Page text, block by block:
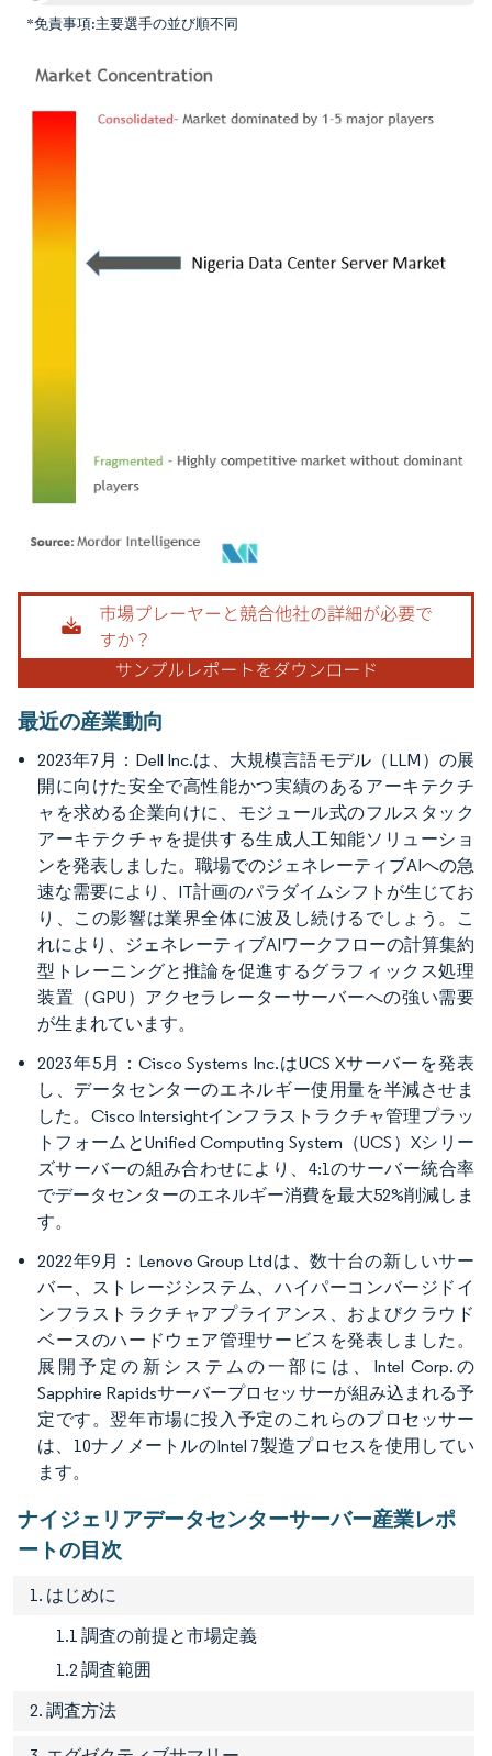
*免責事項:主要選手の並び順不同
画像 © Mordor Intelligence。再利用にはCC BY 4.0の表示が必要です。
最近の産業動向
2023年7月：Dell Inc.は、大規模言語モデル（LLM）の展
開に向けた安全で高性能かつ実績のあるアーキテクチ
ャを求める企業向けに、モジュール式のフルスタック
アーキテクチャを提供する生成人工知能ソリューショ
ンを発表しました。職場でのジェネレーティブAIへの急
速な需要により、IT計画のパラダイムシフトが生じてお
り、この影響は業界全体に波及し続けるでしょう。こ
れにより、ジェネレーティブAIワークフローの計算集約
型トレーニングと推論を促進するグラフィックス処理
装置（GPU）アクセラレーターサーバーへの強い需要
が生まれています。
2023年5月：Cisco Systems Inc.はUCS Xサーバーを発表
し、データセンターのエネルギー使用量を半減させま
した。Cisco Intersightインフラストラクチャ管理プラッ
トフォームとUnified Computing System（UCS）Xシリー
ズサーバーの組み合わせにより、4:1のサーバー統合率
でデータセンターのエネルギー消費を最大52%削減しま
す。
2022年9月：Lenovo Group Ltdは、数十台の新しいサー
バー、ストレージシステム、ハイパーコンバージドイ
ンフラストラクチャアプライアンス、およびクラウド
ベースのハードウェア管理サービスを発表しました。
展開予定の新システムの一部には、Intel Corp.の
Sapphire Rapidsサーバープロセッサーが組み込まれる予
定です。翌年市場に投入予定のこれらのプロセッサー
は、10ナノメートルのIntel 7製造プロセスを使用してい
ます。
ナイジェリアデータセンターサーバー産業レポ
ートの目次
1. はじめに
1.1 調査の前提と市場定義
1.2 調査範囲
2. 調査方法